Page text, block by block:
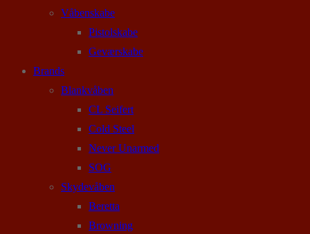
Våbenskabe
Pistolskabe
Geværskabe
Brands
Blankvåben
CL Seifert
Cold Steel
Never Unarmed
SOG
Skydevåben
Beretta
Browning